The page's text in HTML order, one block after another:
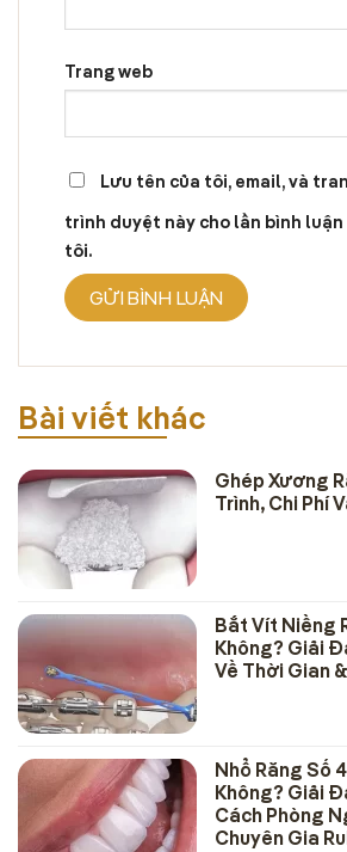
Trang web
Lưu tên của tôi, email, và
trình duyệt này cho lần bình luận
tôi.
Bài viết khác
Ghép Xương
Trình, Chi Phí
Bắt Vít Niềng
Không? Giải
Về Thời Gian
Nhổ Răng Số
Không? Giải
Cách Phòng
Chuyên Gia